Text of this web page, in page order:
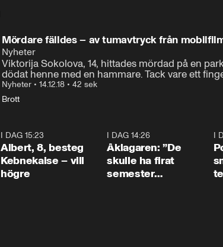
Mördare fälldes – av tumavtryck från
Nyheter
Viktorija Sokolova, 14, hittades mördad på en
dödat henne med en hammare. Tack vare ett
Nyheter • 14.12.18 • 42 sek
Brott
I DAG 15:23
Albert, 8, besteg
Kebnekaise – vill
högre
I DAG 14:26
Åklagaren: ”De
skulle ha firat
semester
I